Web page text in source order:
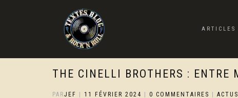
ARTICLES
THE CINELLI BROTHERS : ENTRE
PARJEF 11 FÉVRIER 2024 0 COMMENTAIRES ACTUS